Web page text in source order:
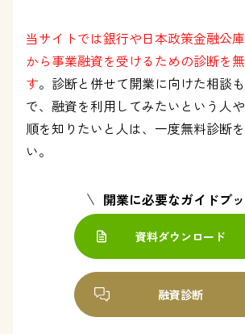
当サイトでは銀行や日本政策金融公
から事業融資を受けるための診断を
す。診断と併せて開業に向けた相談
で、融資を利用してみたいという人
順を知りたいと人は、一度無料診断
い。
開業に必要なガイドブ
資料ダウンロード
融資診断